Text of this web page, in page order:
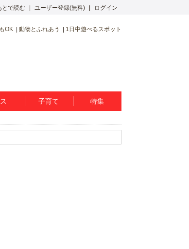
とで読む ユーザー登録(無料) ログイン
OK 動物とふれあう 1日中遊べるスポット
子育て 特集